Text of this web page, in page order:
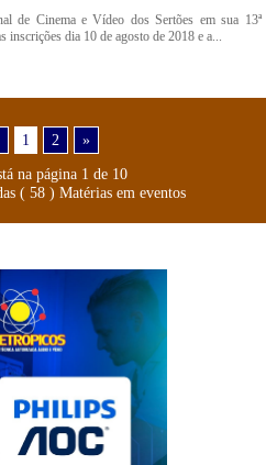
de Cinema e Vídeo dos Sertões em sua 13ª
inscrições dia 10 de agosto de 2018 e a...
1 2
»
na página 1 de 10
( 58 ) Matérias em eventos